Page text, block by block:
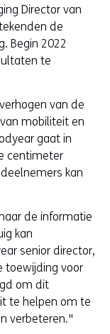
Director van
de
Begin 2022
te
van de
mobiliteit en
gaat in
centimeter
kan
de informatie
kan
senior director,
toewijding voor
om dit
te helpen om te
verbeteren."